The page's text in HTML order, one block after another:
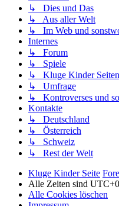
↳ Dies und Das
↳ Aus aller Welt
↳ Im Web und
Internes
↳ Forum
↳ Spiele
↳ Kluge Kinder Seiten
↳ Umfrage
↳ Kontroverses und
Kontakte
↳ Deutschland
↳ Österreich
↳ Schweiz
↳ Rest der Welt
Kluge Kinder Seite
Alle Zeiten sind
Alle Cookies löschen